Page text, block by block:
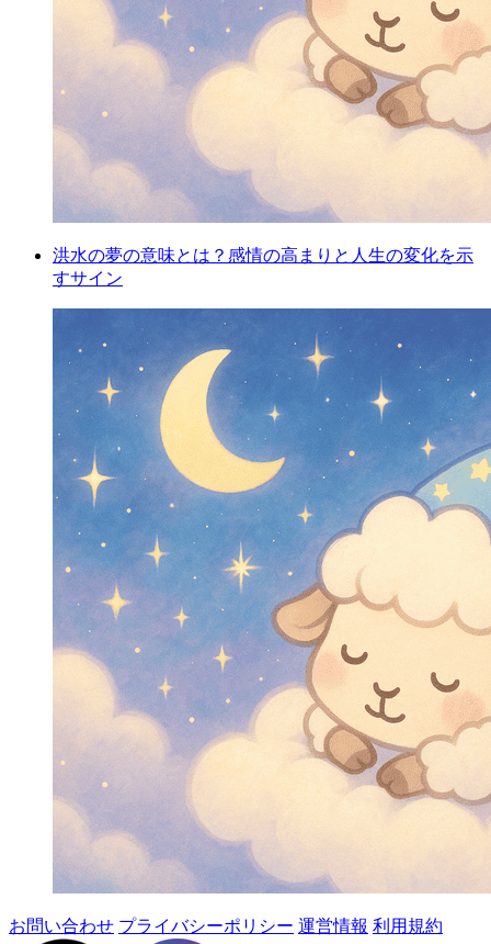
洪水の夢の意味とは？感情の高まりと人生の変化を示
すサイン
お問い合わせ プライバシーポリシー 運営情報 利用規約